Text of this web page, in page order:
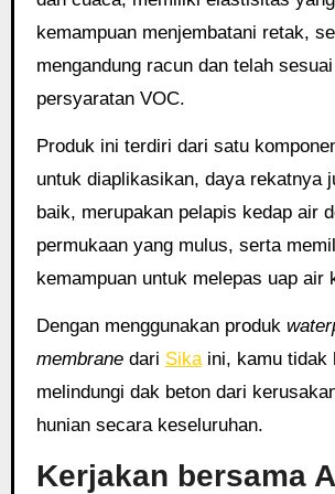
kemampuan menjembatani retak,
mengandung racun dan telah
persyaratan VOC.
Produk ini terdiri dari satu
untuk diaplikasikan, daya rekatnya
baik, merupakan pelapis kedap air
permukaan yang mulus, serta
kemampuan untuk melepas uap air
Dengan menggunakan produk
membranedari Sikaini, kamu tidak
melindungi dak beton dari
hunian secara keseluruhan.
Kerjakan bersama